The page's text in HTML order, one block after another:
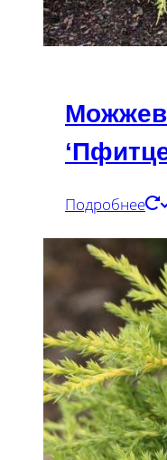
Подробнее